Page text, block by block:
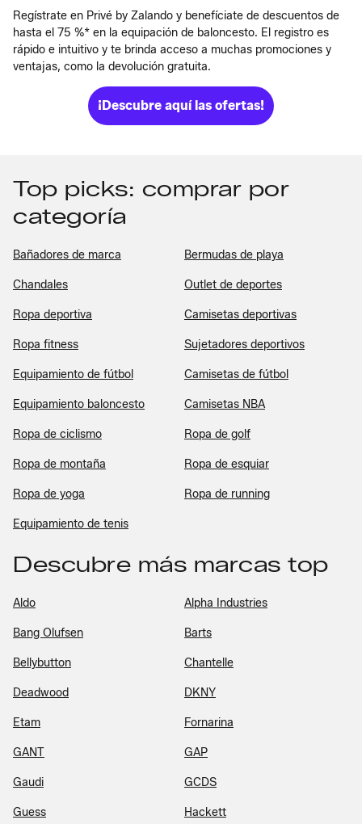
Regístrate en Privé by Zalando y benefíciate de descuentos de
hasta el 75 %* en la equipación de baloncesto. El registro es
rápido e intuitivo y te brinda acceso a muchas promociones y
ventajas, como la devolución gratuita.
¡Descubre aquí las ofertas!
Top picks: comprar por
categoría
Bañadores de marca Bermudas de playa
Chandales Outlet de deportes
Ropa deportiva Camisetas deportivas
Ropa fitness Sujetadores deportivos
Equipamiento de fútbol Camisetas de fútbol
Equipamiento baloncesto Camisetas NBA
Ropa de ciclismo Ropa de golf
Ropa de montaña Ropa de esquiar
Ropa de yoga Ropa de running
Equipamiento de tenis
Descubre más marcas top
Aldo Alpha Industries
Bang Olufsen Barts
Bellybutton Chantelle
Deadwood DKNY
Etam Fornarina
GANT GAP
Gaudi GCDS
Guess Hackett